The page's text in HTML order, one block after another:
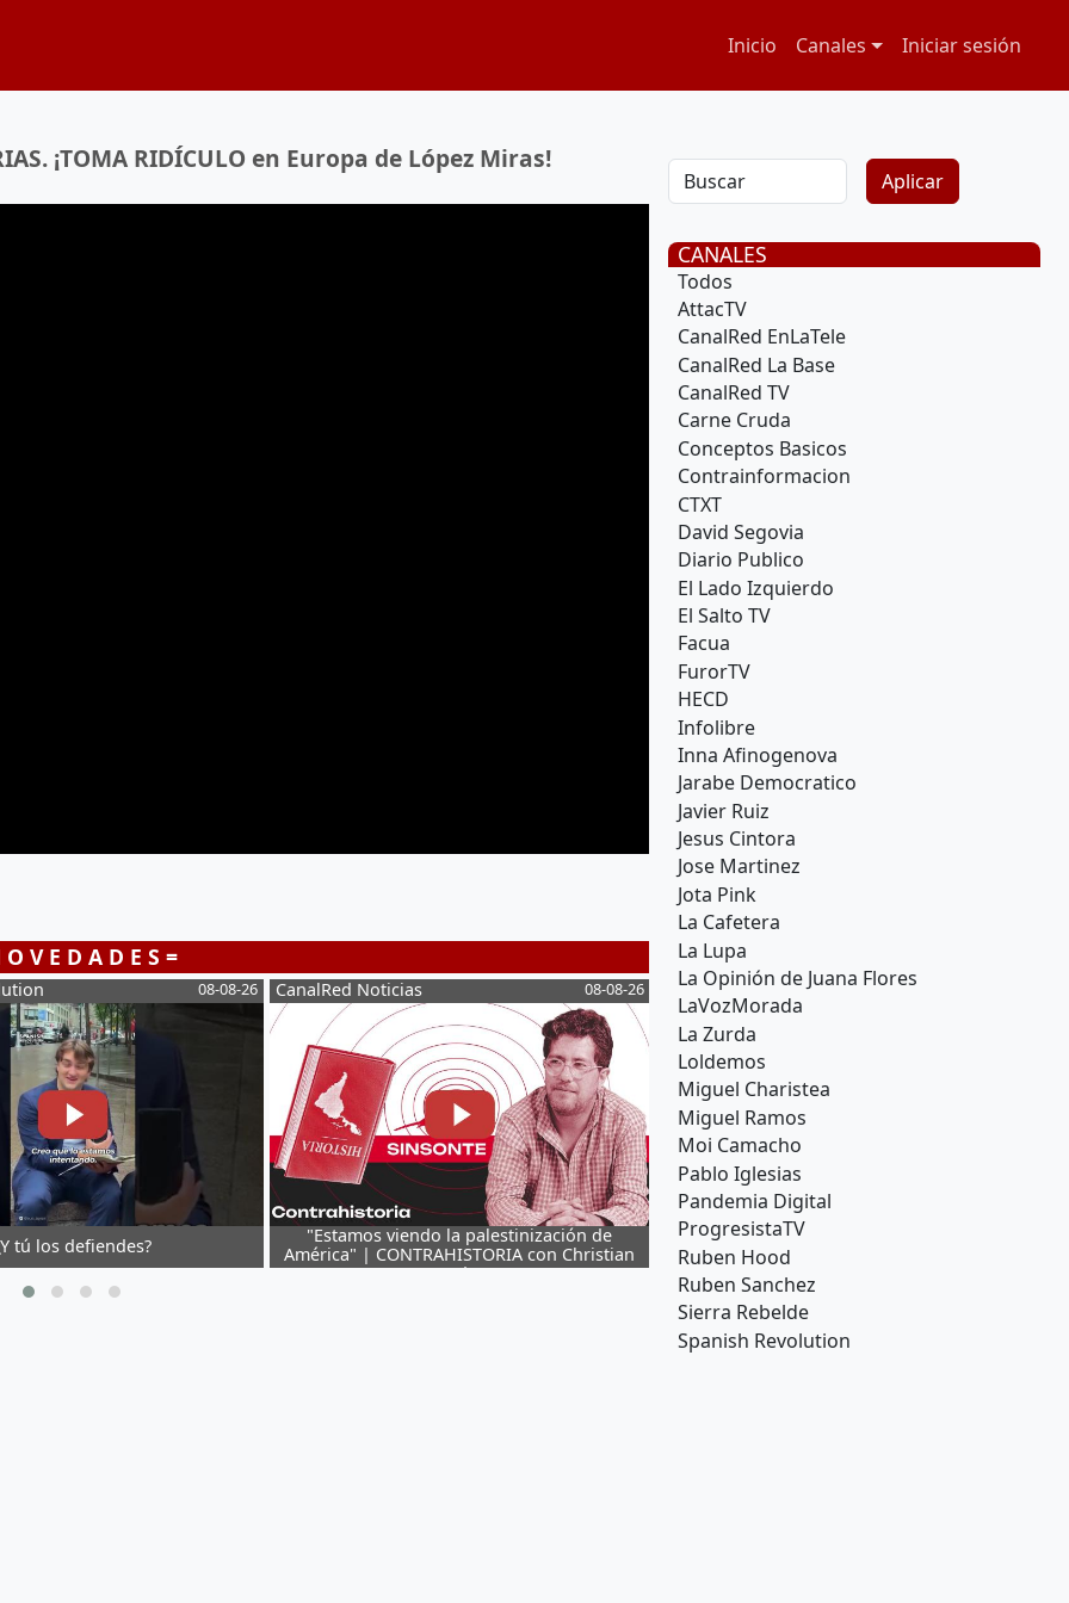
Navegación principal
Inicio Canales Menú de
Iniciar sesión
¡TOMA RIDÍCULO en Europa de López Miras!
V E D A D E S =
08-08-26
tú los defiendes?
CanalRed Noticias 08-08-26
"Estamos viendo la palestinización de
América" | CONTRAHISTORIA con Christian
Nader
La Zurda
BOMBAZO ÁTICO DE AYUSO "FILTRAN
DOCUMENTO CLAVE QUE DEMUESTRA
DELITO TRÁFICO INFLUENCIAS"
CANALES
Todos
AttacTV
CanalRed EnLaTele
CanalRed La Base
CanalRed TV
Carne Cruda
Conceptos Basicos
Contrainformacion
CTXT
David Segovia
Diario Publico
El Lado Izquierdo
El Salto TV
Facua
FurorTV
HECD
Infolibre
Inna Afinogenova
Jarabe Democratico
Javier Ruiz
Jesus Cintora
Jose Martinez
Jota Pink
La Cafetera
La Lupa
La Opinión de Juana Flores
LaVozMorada
La Zurda
Loldemos
Miguel Charistea
Miguel Ramos
Moi Camacho
Pablo Iglesias
Pandemia Digital
ProgresistaTV
Ruben Hood
Ruben Sanchez
Sierra Rebelde
Spanish Revolution